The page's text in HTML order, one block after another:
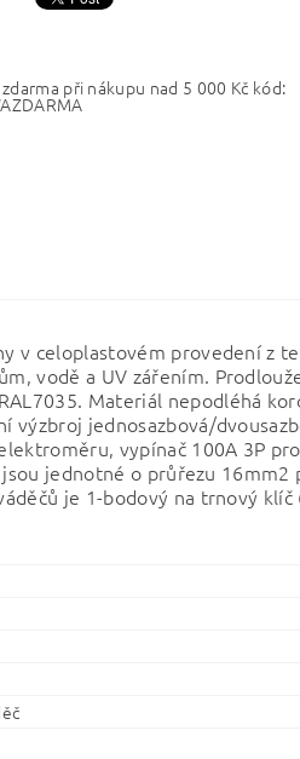
při nákupu nad 5 000 Kč kód:
v celoplastovém provedení z
vodě a UV zářením.
Materiál nepodléhá
výzbroj jednosazbová/
vypínač 100A 3P
jednotné o průřezu
je 1-bodový na trnový klíč